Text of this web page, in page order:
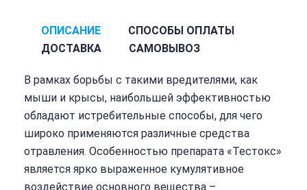
ОПИСАНИЕ
СПОСОБЫ ОПЛАТЫ
ДОСТАВКА
САМОВЫВОЗ
В рамках борьбы с такими вредителями, как
мыши и крысы, наибольшей эффективностью
обладают истребительные способы, для чего
широко применяются различные средства
отравления. Особенностью препарата «Тестокс»
является ярко выраженное кумулятивное
воздействие основного вещества –